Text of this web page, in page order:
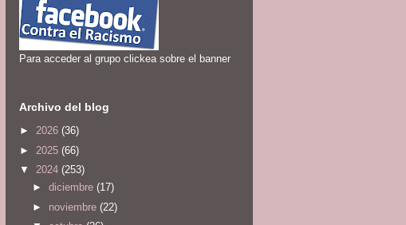
Para acceder al grupo clickea sobre el banner
Archivo del blog
► 2026 (36)
► 2025 (66)
▼ 2024 (253)
► diciembre (17)
► noviembre (22)